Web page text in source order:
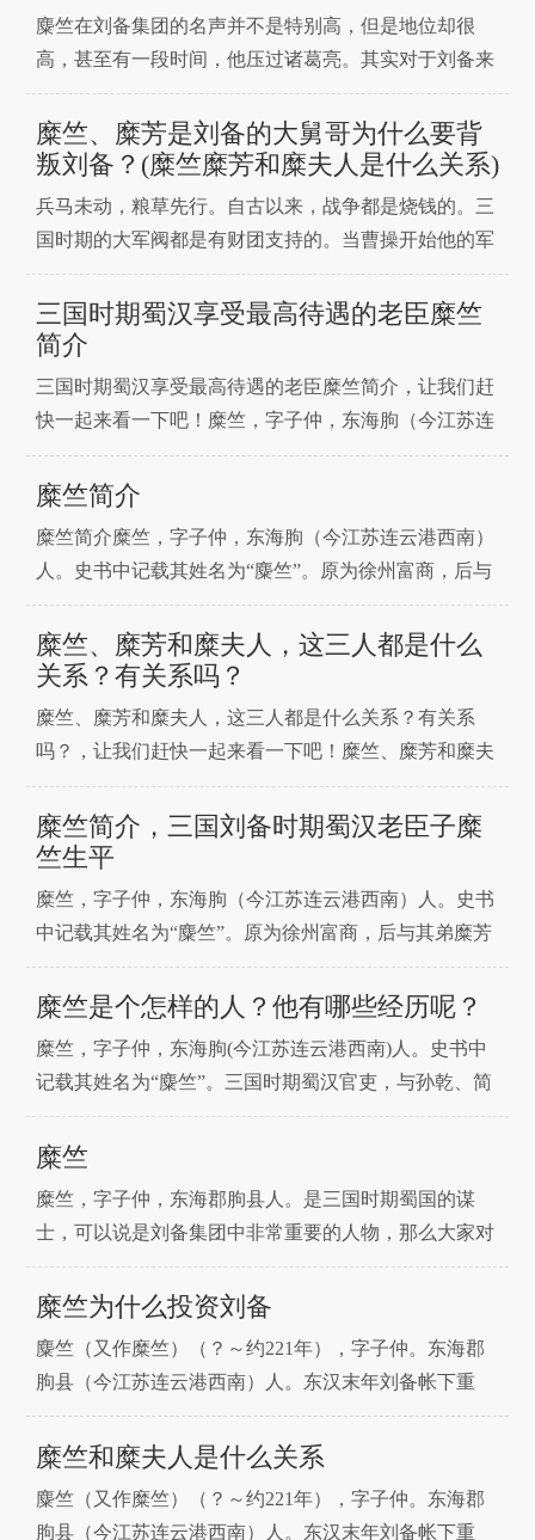
麋竺，与简雍相同。不久后便病逝。人物生平随从周旋
孙乾最
麋竺在刘备集团的名声并不是特别高，但是地位却很
高，甚至有一段时间，他压过诸葛亮。其实对于刘备来
说，糜竺就是他的贵人。没有米竹，刘备的创业之路可
能走不下去。而刘备是一个特别注重善良的人，所以一
直对糜竺比较重视。想了解这两个人的关系，要从早年
说起。如果你对这段历史感兴趣，不要错过下面的内
容。1.米糊的地
糜竺、糜芳是刘备的大舅哥为什么要背
叛刘备？(糜竺糜芳和糜夫人是什么关系)
兵马未动，粮草先行。自古以来，战争都是烧钱的。三
国时期的大军阀都是有财团支持的。当曹操开始他的军
队时，他得到了一个名叫巍子的富人的资助。当然，天
下没有免费的午餐，财团的钱也不是白拿的。如果你拿
了别人的钱，你就得给他们一些好处，同意他们的条
件。这是一种交易。不幸的是，"自古以来，大才子吃
了不少苦，也没
三国时期蜀汉享受最高待遇的老臣糜竺
简介
三国时期蜀汉享受最高待遇的老臣糜竺简介，让我们赶
快一起来看一下吧！糜竺，字子仲，东海朐（今江苏连
云港西南）人。史书中记载其姓名为“麋竺”。三国时期
蜀汉官吏，与孙乾、简雍同为蜀汉最高待遇的老臣子。
糜竺简介
糜竺简介糜竺，字子仲，东海朐（今江苏连云港西南）
人。史书中记载其姓名为“麋竺”。原为徐州富商，后与
其弟糜芳拒绝曹操的任命跟随刘备，在刘备被吕布击
败，穷困潦倒之时给予了刘备很大的帮助，蜀汉建立后
为安汉将军，地位在诸葛亮之上。东吴背盟袭取荆州，
其弟糜芳举城投降，导致关羽兵败身亡，
糜竺、糜芳和糜夫人，这三人都是什么
关系？有关系吗？
糜竺、糜芳和糜夫人，这三人都是什么关系？有关系
吗？，让我们赶快一起来看一下吧！糜竺、糜芳和糜夫
人都是什么关系？糜竺是糜夫人和糜芳的哥哥，三人是
兄妹关系。麋竺（又作糜竺）（？—220年），字子
仲。东海朐县（今江苏连云港西南）人。原为徐州富
商，后被徐州牧陶谦辟为别驾从事。陶谦病死后，奉其
遗命迎接刘备。与
糜竺简介，三国刘备时期蜀汉老臣子糜
竺生平
糜竺，字子仲，东海朐（今江苏连云港西南）人。史书
中记载其姓名为“麋竺”。原为徐州富商，后与其弟糜芳
拒绝曹操的任命跟随刘备，在刘备被吕布击败，穷困潦
倒之时给予了刘备很大的帮助，蜀汉建立后为安汉将
糜竺是个怎样的人？他有哪些经历呢？
糜竺，字子仲，东海朐(今江苏连云港西南)人。史书中
记载其姓名为“麋竺”。三国时期蜀汉官吏，与孙乾、简
雍同为蜀汉最高待遇的老臣子。家庭兄弟姊妹糜芳，糜
竺之弟，本与糜竺跟随刘备。后为南郡太守，但他叛蜀
时，糜竺将她嫁给刘备。子糜威，糜竺之子，官至虎贲
糜竺
糜竺，字子仲，东海郡朐县人。是三国时期蜀国的谋
士，可以说是刘备集团中非常重要的人物，那么大家对
糜竺了解多少那？糜竺的生平事迹有哪些那？糜竺又是
一个什么样的人哪？下面就和小编一起来看看吧。麋竺
糜竺为什么投资刘备
麋竺（又作糜竺）（？～约221年），字子仲。东海郡
朐县（今江苏连云港西南）人。东汉末年刘备帐下重
臣。那么糜竺为什么投资刘备哪？下面就和三国小编一
起来看看吧。我们先来看看糜竺是在什么情况下给到刘
为陶谦旧部的糜竺，此时表现出对刘备的极大支持。他
糜竺和糜夫人是什么关系
麋竺（又作糜竺）（？～约221年），字子仲。东海郡
朐县（今江苏连云港西南）人。东汉末年刘备帐下重